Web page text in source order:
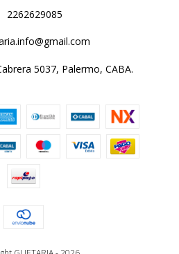
2262629085
5037, Palermo, CABA.